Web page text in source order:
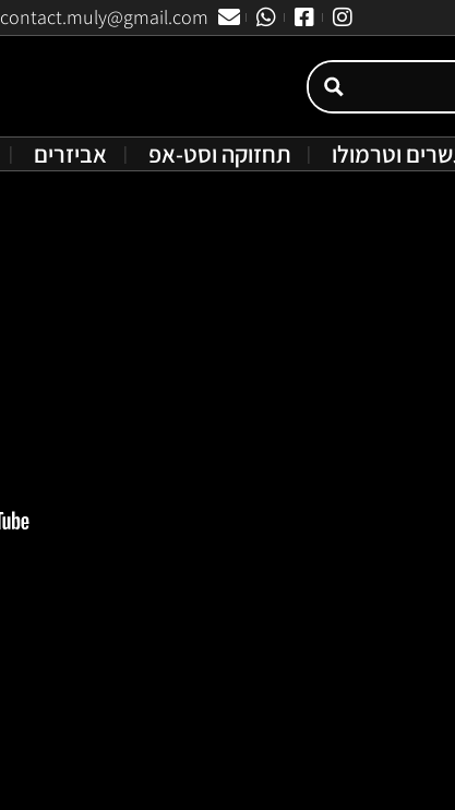
contact.muly@gmail.com
וטרמולו תחזוקה וסט-אפ אביזרים